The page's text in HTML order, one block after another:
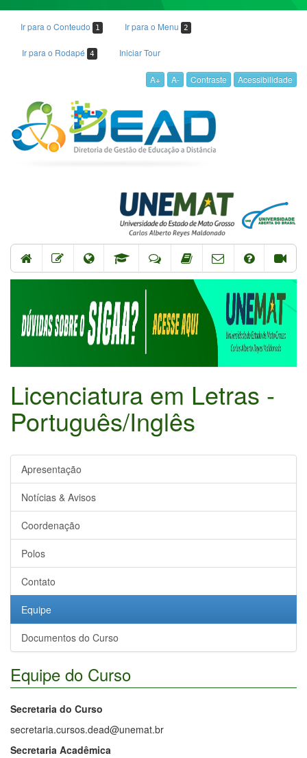
Ir para o Conteudo 1 Ir para o Menu 2
Ir para o Rodapé 4 Iniciar Tour
A+ A- Contraste Acessibilidade
Licenciatura em Letras -
Português/Inglês
Apresentação
Notícias & Avisos
Coordenação
Polos
Contato
Equipe
Documentos do Curso
Equipe do Curso
Secretaria do Curso
secretaria.cursos.dead@unemat.br
Secretaria Acadêmica